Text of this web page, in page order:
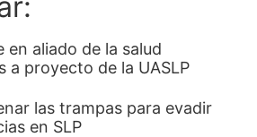
aliado de la salud
a proyecto de la UASLP
las trampas para evadir
en SLP